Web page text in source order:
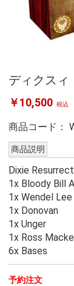
ディクスィ
￥10,500 税込
商品コード：
商品説明
Dixie
1x Bloody Bill
1x Wendel Lee
1x Donovan
1x Unger
1x Ross
6x Bases
予約注文